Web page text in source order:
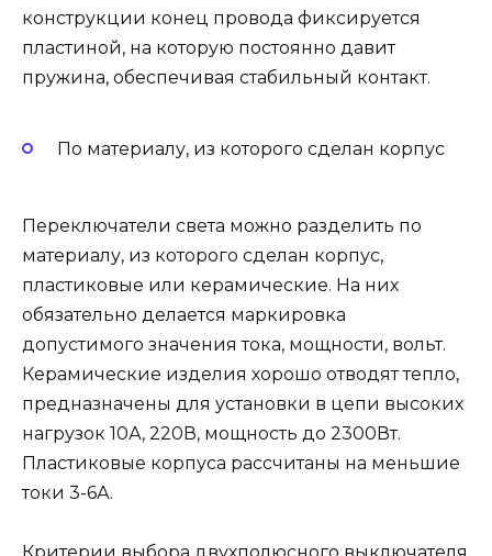
конструкции конец провода фиксируется
пластиной, на которую постоянно давит
пружина, обеспечивая стабильный контакт.
По материалу, из которого сделан корпус
Переключатели света можно разделить по
материалу, из которого сделан корпус,
пластиковые или керамические. На них
обязательно делается маркировка
допустимого значения тока, мощности, вольт.
Керамические изделия хорошо отводят тепло,
предназначены для установки в цепи высоких
нагрузок 10А, 220В, мощность до 2300Вт.
Пластиковые корпуса рассчитаны на меньшие
токи 3-6А.